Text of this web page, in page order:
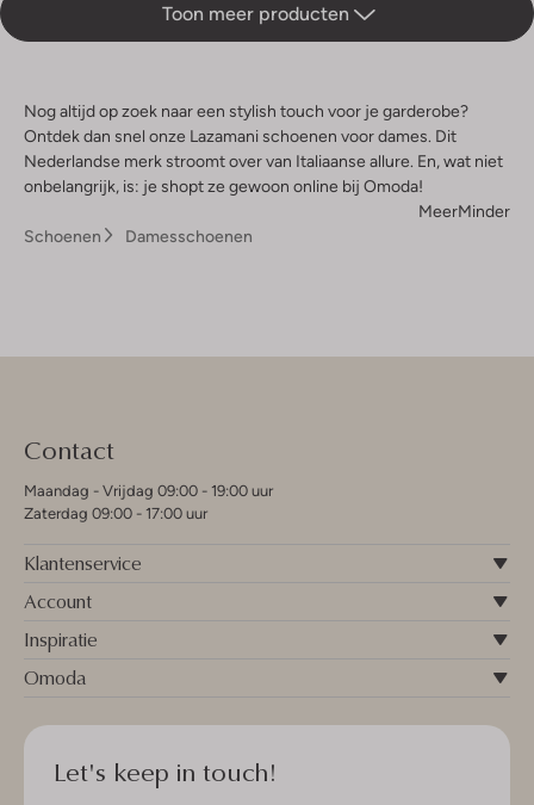
Toon meer producten
Nog altijd op zoek naar een stylish touch voor je garderobe?
Ontdek dan snel onze Lazamani schoenen voor dames. Dit
Nederlandse merk stroomt over van Italiaanse allure. En, wat niet
onbelangrijk, is: je shopt ze gewoon online bij Omoda!
MeerMinder
Schoenen
Damesschoenen
Contact
Maandag - Vrijdag 09:00 - 19:00 uur
Zaterdag 09:00 - 17:00 uur
Klantenservice
Account
Inspiratie
Omoda
Let's keep in touch!